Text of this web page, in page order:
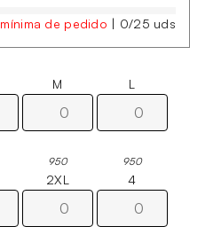
de pedido | 0/25 uds
M
950
L
950
2XL 4